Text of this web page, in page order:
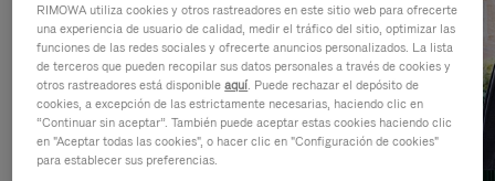
RIMOWA utiliza cookies y otros rastreadores en este sitio web para ofrecerte
una experiencia de usuario de calidad, medir el tráfico del sitio, optimizar las
funciones de las redes sociales y ofrecerte anuncios personalizados. La lista
de terceros que pueden recopilar sus datos personales a través de cookies y
otros rastreadores está disponibleaquí. Puede rechazar el depósito de
cookies, a excepción de las estrictamente necesarias, haciendo clic en
“Continuar sin aceptar”. También puede aceptar estas cookies haciendo clic
en "Aceptar todas las cookies", o hacer clic en "Configuración de cookies"
para establecer sus preferencias.